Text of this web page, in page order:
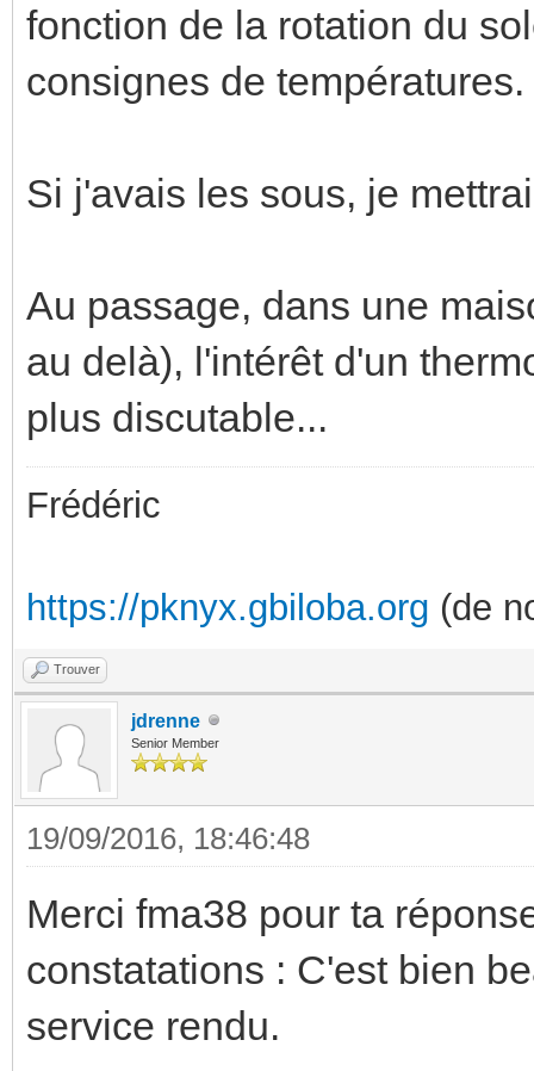
fonction de la rotation du
consignes de températures.
Si j'avais les sous, je
Au passage, dans une
au delà), l'intérêt d'un
plus discutable...
Frédéric
https://pknyx.gbiloba.org (de
Trouver
jdrenne
Senior Member
19/09/2016, 18:46:48
Merci fma38 pour ta
constatations : C'est bien
service rendu.